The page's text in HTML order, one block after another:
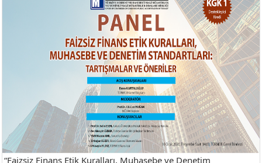
“Faizsiz Finans Etik Kuralları, Muhasebe ve Denetim